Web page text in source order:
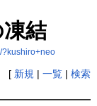
結
?kushiro+neo
[ 新規 | 一覧| 検索